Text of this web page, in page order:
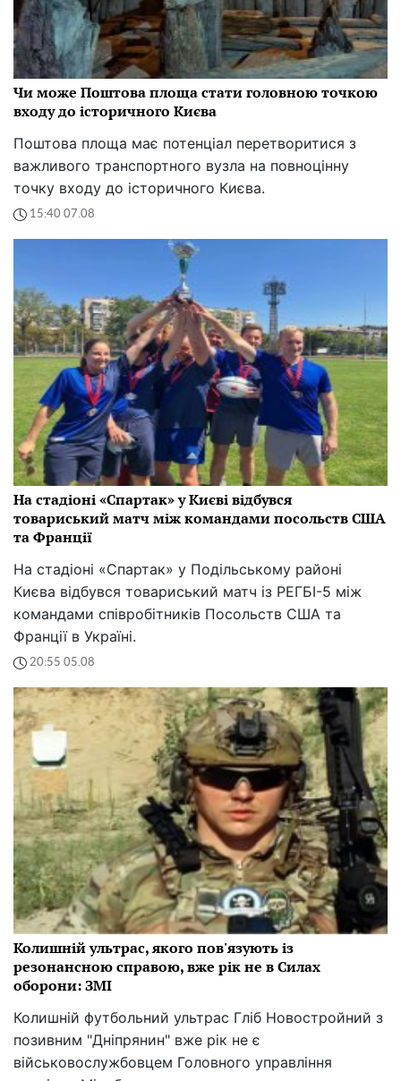
Чи може Поштова площа стати головною точкою
входу до історичного Києва
Поштова площа має потенціал перетворитися з
важливого транспортного вузла на повноцінну
точку входу до історичного Києва.
15:40 07.08
На стадіоні «Спартак» у Києві відбувся
товариський матч між командами посольств США
та Франції
На стадіоні «Спартак» у Подільському районі
Києва відбувся товариський матч із РЕГБІ-5 між
командами співробітників Посольств США та
Франції в Україні.
20:55 05.08
Колишній ультрас, якого пов'язують із
резонансною справою, вже рік не в Силах
оборони: ЗМІ
Колишній футбольний ультрас Гліб Новостройний з
позивним "Дніпрянин" вже рік не є
військовослужбовцем Головного управління